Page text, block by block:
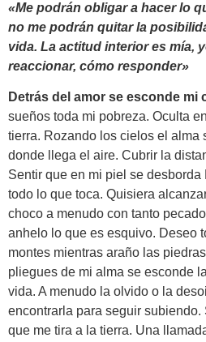
«Me podrán obligar a hacer lo
no me podrán quitar la
vida. La actitud interior es mía,
reaccionar, cómo responder»
Detrás del amor se esconde mi
sueños toda mi pobreza. Oculta
tierra. Rozando los cielos el alma
donde llega el aire. Cubrir la
Sentir que en mi piel se
todo lo que toca. Quisiera
choco a menudo con tanto
anhelo lo que es esquivo. Deseo
montes mientras araño las
pliegues de mi alma se esconde
vida. A menudo la olvido o la
encontrarla para seguir subiendo.
que me tira a la tierra. Una